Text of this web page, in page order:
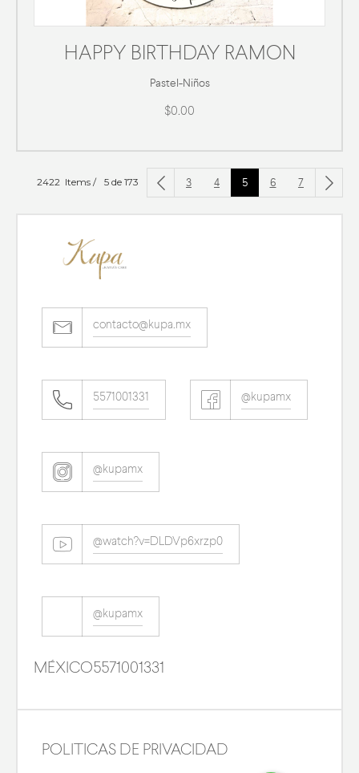
HAPPY BIRTHDAY RAMON
Pastel-Niños
$0.00
2422 Items / 5 de 173 3 4 5 6 7
contacto@kupa.mx
5571001331 @kupamx
@kupamx
@watch?v=DLDVp6xrzp0
@kupamx
MÉXICO5571001331
POLITICAS DE PRIVACIDAD